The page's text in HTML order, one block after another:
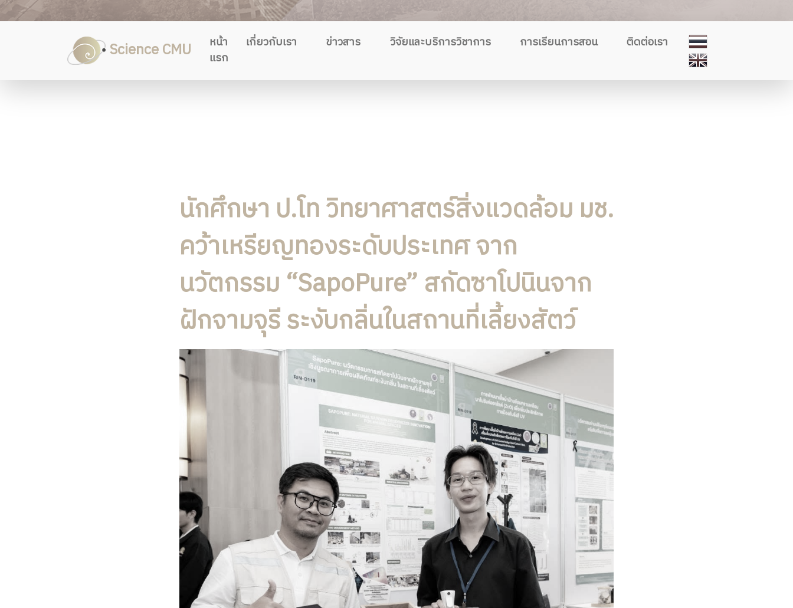
Science CMU
หน้า
แรก
เกี่ยวกับเรา ข่าวสาร วิจัยและบริการวิชาการ การเรียนการสอน ติดต่อเรา
นักศึกษา ป.โท วิทยาศาสตร์สิ่งแวดล้อม มช.
คว้าเหรียญทองระดับประเทศ จาก
นวัตกรรม “SapoPure” สกัดซาโปนินจาก
ฝักจามจุรี ระงับกลิ่นในสถานที่เลี้ยงสัตว์